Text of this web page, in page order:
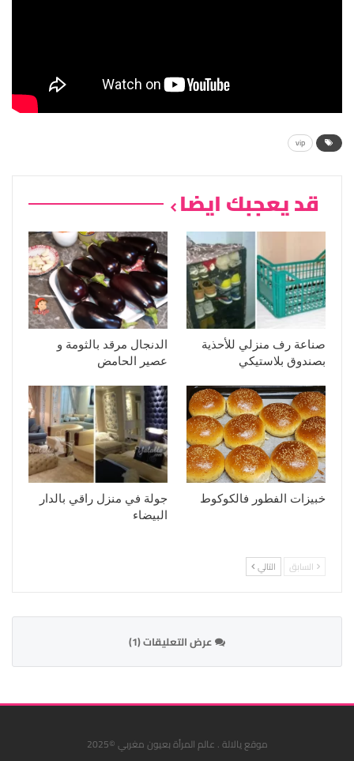
vip
قد يعجبك ايضا
صناعة رف منزلي للأحذية
بصندوق بلاستيكي
الدنجال مرقد بالثومة و
عصير الحامض
خبيزات الفطور فالكوكوط
جولة في منزل راقي بالدار
البيضاء
السابق التالي
عرض التعليقات (1)
موقع يالالة . عالم المرأة بعيون مغربي ©2025